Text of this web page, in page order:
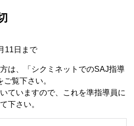
11日まで
は、「シクミネットでのSAJ指導
覧下さい。
ていますので、これを準指導員に
下さい。